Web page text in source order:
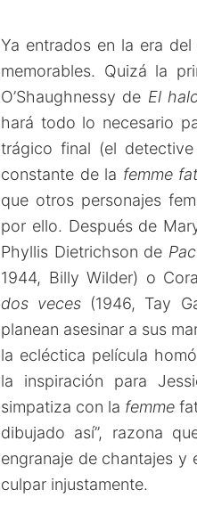
Ya entrados en la era
memorables. Quizá la
O’Shaughnessy de El
hará todo lo necesario
trágico final (el
constante de la femme
que otros personajes
por ello. Después de
Phyllis Dietrichson de
1944, Billy Wilder) o
dos veces (1946, Tay
planean asesinar a sus
la ecléctica película
la inspiración para
simpatiza con la femme
dibujado así”, razona
engranaje de chantajes y
culpar injustamente.